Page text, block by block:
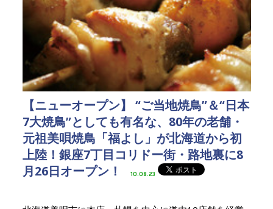
【ニューオープン】 “ご当地焼鳥”＆“日本
7大焼鳥”としても有名な、80年の老舗・
元祖美唄焼鳥「福よし」が北海道から初
上陸！銀座7丁目コリドー街・路地裏に8
月26日オープン！
10.08.23